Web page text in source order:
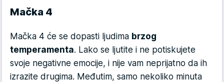
Mačka 4
Mačka 4 će se dopasti ljudima brzog
temperamenta. Lako se ljutite i ne potiskujete
svoje negativne emocije, i nije vam neprijatno da ih
izrazite drugima. Međutim, samo nekoliko minuta